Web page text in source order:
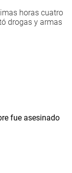
horas cuatro
drogas y armas